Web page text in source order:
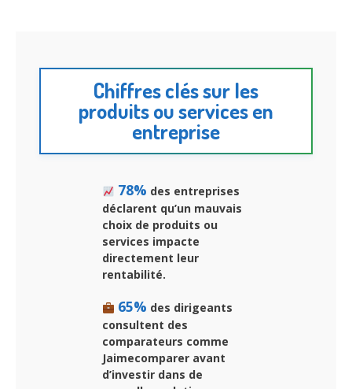
Chiffres clés sur les
produits ou services en
entreprise
78% des entreprises
déclarent qu’un mauvais
choix de produits ou
services impacte
directement leur
rentabilité.
65% des dirigeants
consultent des
comparateurs comme
Jaimecomparer avant
d’investir dans de